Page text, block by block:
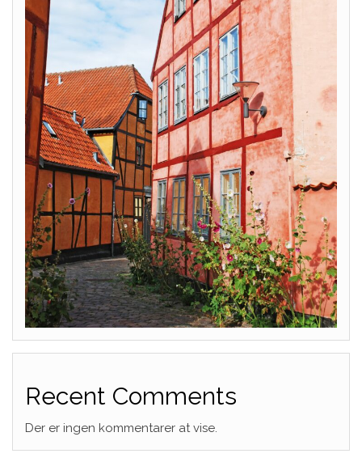
Recent Comments
Der er ingen kommentarer at vise.